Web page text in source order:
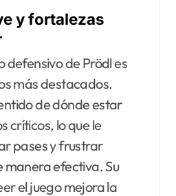
y fortalezas
defensivo de Prödl es
más destacados.
de dónde estar
críticos, lo que le
pases y frustrar
manera efectiva. Su
el juego mejora la